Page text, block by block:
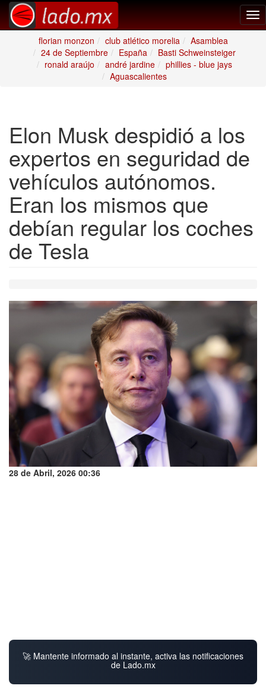
florian monzon
club atlético morelia
Asamblea
24 de Septiembre
España
Basti Schweinsteiger
ronald araújo
andré jardine
phillies - blue jays
Aguascalientes
Elon Musk despidió a los
expertos en seguridad de
vehículos autónomos.
Eran los mismos que
debían regular los coches
de Tesla
28 de Abril, 2026 00:36
🚀 Mantente informado al instante, activa las notificaciones
de Lado.mx